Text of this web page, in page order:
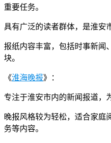
重要任务。
具有广泛的读者群体，是淮安
报纸内容丰富，包括时事新闻
块。
《淮海晚报》：
专注于淮安市内的新闻报道，
晚报风格较为轻松，适合家庭
务等内容。